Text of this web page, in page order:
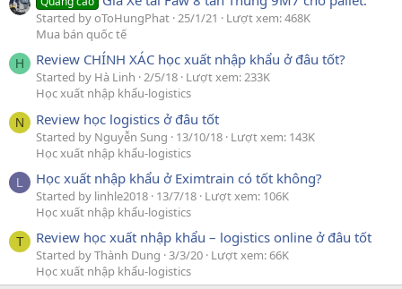
Started by oToHungPhat 25/1/21
Lượt xem: 468K
Mua bán quốc tế
H Review CHÍNH XÁC học xuất nhập khẩu ở đâu tốt?
Started by Hà Linh 2/5/18 Lượt xem: 233K
Học xuất nhập khẩu-logistics
N Review học logistics ở đâu tốt
Started by Nguyễn Sung 13/10/18 Lượt xem: 143K
Học xuất nhập khẩu-logistics
L Học xuất nhập khẩu ở Eximtrain có tốt không?
Started by linhle2018 13/7/18 Lượt xem: 106K
Học xuất nhập khẩu-logistics
T Review học xuất nhập khẩu – logistics online ở đâu tốt
Started by Thành Dung 3/3/20 Lượt xem: 66K
Học xuất nhập khẩu-logistics